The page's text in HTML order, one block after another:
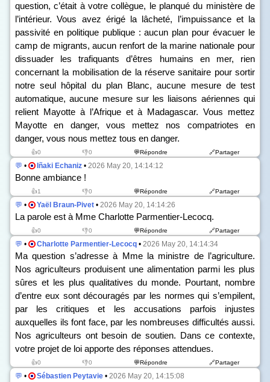
question, c’était à votre collègue, le planqué du ministère de
l’intérieur. Vous avez érigé la lâcheté, l’impuissance et la
passivité en politique publique : aucun plan pour évacuer le
camp de migrants, aucun renfort de la marine nationale pour
dissuader les trafiquants d’êtres humains en mer, rien
concernant la mobilisation de la réserve sanitaire pour sortir
notre seul hôpital du plan Blanc, aucune mesure de test
automatique, aucune mesure sur les liaisons aériennes qui
relient Mayotte à l’Afrique et à Madagascar. Vous mettez
Mayotte en danger, vous mettez nos compatriotes en
danger, vous nous mettez tous en danger.
👍0 👎0 💬Répondre 🔗Partager
💬 • Iñaki Echaniz • 2026 May 20, 14:14:12
Bonne ambiance !
👍1 👎0 💬Répondre 🔗Partager
💬 • Yaël Braun-Pivet • 2026 May 20, 14:14:26
La parole est à Mme Charlotte Parmentier-Lecocq.
👍0 👎0 💬Répondre 🔗Partager
💬 • Charlotte Parmentier-Lecocq • 2026 May 20, 14:14:34
Ma question s’adresse à Mme la ministre de l’agriculture.
Nos agriculteurs produisent une alimentation parmi les plus
sûres et les plus qualitatives du monde. Pourtant, nombre
d’entre eux sont découragés par les normes qui s’empilent,
par les critiques et les accusations parfois injustes
auxquelles ils font face, par les nombreuses difficultés aussi.
Nos agriculteurs ont besoin de soutien. Dans ce contexte,
votre projet de loi apporte des réponses attendues.
👍0 👎0 💬Répondre 🔗Partager
💬 • Sébastien Peytavie • 2026 May 20, 14:15:08